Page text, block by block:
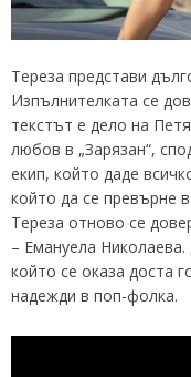
Тереза представи
Изпълнителката се
текстът е дело на
любов в „Зарязан“,
екип, който даде
който да се превърне
Тереза отново се
– Емануела
който се оказа доста
надежди в поп-фолка.